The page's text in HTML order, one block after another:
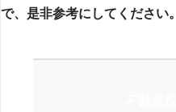
で、是非参考にしてください。